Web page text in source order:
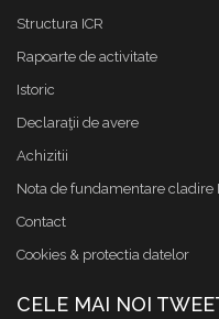
Structura ICR
Rapoarte de activitate
Istoric
Declaraţii de avere
Achizitii
Nota de fundamentare cladire
Contact
Cookies & protectia datelor
CELE MAI NOI